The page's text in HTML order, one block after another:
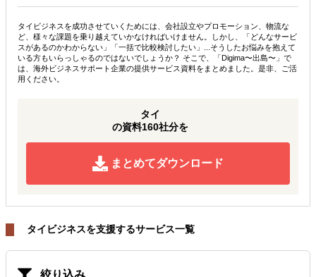
タイビジネスを成功させていくためには、会社設立やプロモーション、物流な
ど、様々な課題を乗り越えていかなければいけません。しかし、「どんなサービ
スがあるのかわからない」「一括で比較検討したい」...そうしたお悩みを抱えて
いる方もいらっしゃるのではないでしょうか？ そこで、「Digima〜出島〜」で
は、海外ビジネスサポート企業の提供サービス資料をまとめました。是非、ご活
用ください。
タイ
の資料160社分を
まとめてダウンロード
タイビジネスを支援するサービス一覧
絞り込み